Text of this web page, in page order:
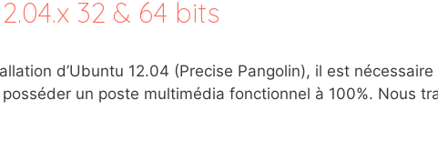
32 & 64 bits
d’Ubuntu 12.04 (Precise Pangolin), il est
un poste multimédia fonctionnel à 100%. Nous